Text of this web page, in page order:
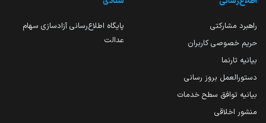
راهبرد مشارکتی
حریم خصوصی کاربران
بیانیه تارنما
دستورالعمل بروز رسانی
بیانیه توافق سطح خدمات
منشور اخلاقی
پایگاه اطلاع‌رسانی آزادسازی سهام
عدالت